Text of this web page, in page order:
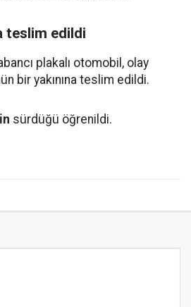
teslim edildi
plakalı otomobil, olay
bir yakınına teslim edildi.
sürdüğü öğrenildi.